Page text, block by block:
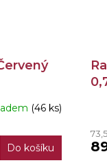
(46 ks)
Do košíku
je